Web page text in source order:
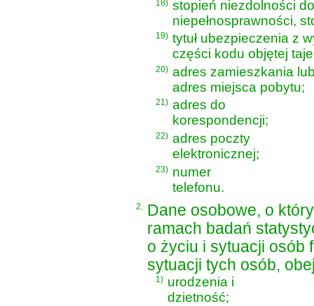
18) stopień niezdolności
niepełnosprawności,
19) tytuł ubezpieczenia z
części kodu objętej
20) adres zamieszkania
adres miejsca pobytu;
21) adres do
korespondencji;
22) adres poczty
elektronicznej;
23) numer
telefonu.
2. Dane osobowe, o
ramach badań
o życiu i sytuacji osób
sytuacji tych osób,
1) urodzenia i
dzietność;